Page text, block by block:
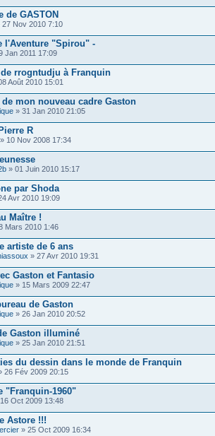
de GASTON
27 Nov 2010 7:10
l'Aventure "Spirou" -
Jan 2011 17:09
de rrogntudju à Franquin
Août 2010 15:01
de mon nouveau cadre Gaston
» 31 Jan 2010 21:05
R
» 10 Nov 2008 17:34
» 01 Juin 2010 15:17
par Shoda
Avr 2010 19:09
Maître !
Mars 2010 1:46
artiste de 6 ans
» 27 Avr 2010 19:31
Gaston et Fantasio
» 15 Mars 2009 22:47
de Gaston
» 26 Jan 2010 20:52
Gaston illuminé
» 25 Jan 2010 21:51
du dessin dans le monde de Franquin
26 Fév 2009 20:15
"Franquin-1960"
Oct 2009 13:48
Astore !!!
» 25 Oct 2009 16:34